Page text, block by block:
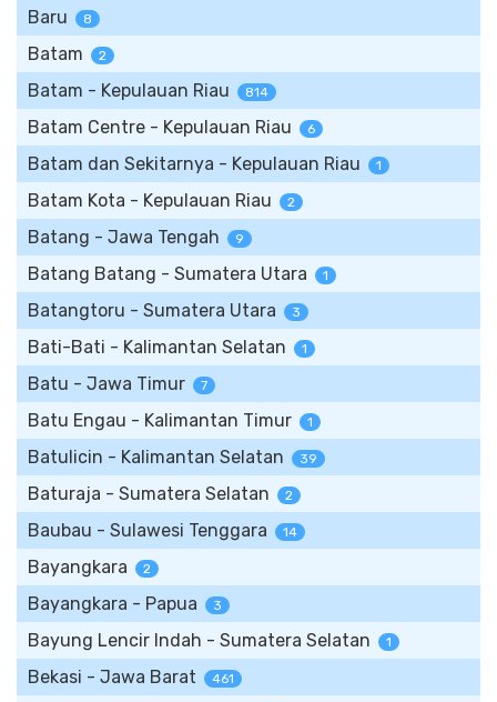
Baru 8
Batam 2
Batam - Kepulauan Riau 814
Batam Centre - Kepulauan Riau 6
Batam dan Sekitarnya - Kepulauan Riau 1
Batam Kota - Kepulauan Riau 2
Batang - Jawa Tengah 9
Batang Batang - Sumatera Utara 1
Batangtoru - Sumatera Utara 3
Bati-Bati - Kalimantan Selatan 1
Batu - Jawa Timur 7
Batu Engau - Kalimantan Timur 1
Batulicin - Kalimantan Selatan 39
Baturaja - Sumatera Selatan 2
Baubau - Sulawesi Tenggara 14
Bayangkara 2
Bayangkara - Papua 3
Bayung Lencir Indah - Sumatera Selatan 1
Bekasi - Jawa Barat 461